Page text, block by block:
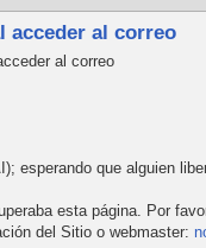
acceder al correo
al correo
esperando que alguien
esta página. Por
del Sitio o webmaster: